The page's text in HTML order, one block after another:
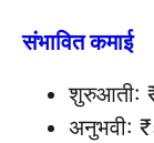
संभावित कमाई
शुरुआती:
अनुभवी: